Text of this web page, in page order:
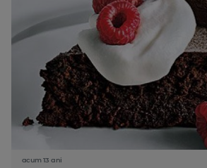
acum 13 ani